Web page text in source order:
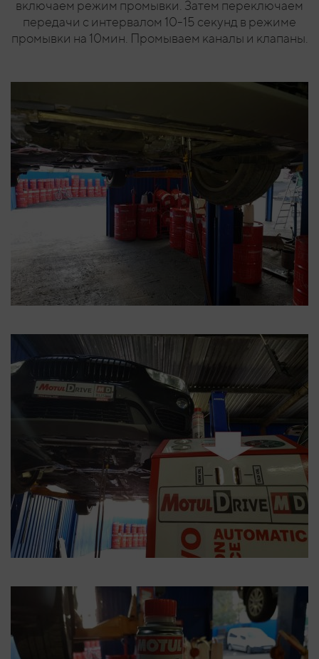
включаем режим промывки. Затем переключаем
передачи с интервалом 10-15 секунд в режиме
промывки на 10мин. Промываем каналы и клапаны.